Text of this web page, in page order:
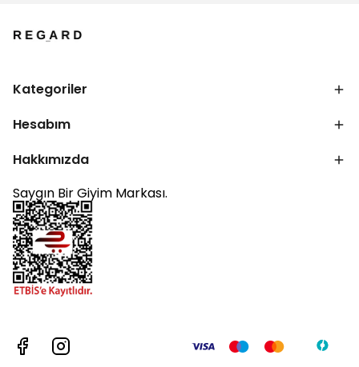
Kategoriler
Hesabım
Hakkımızda
Saygın Bir Giyim Markası.